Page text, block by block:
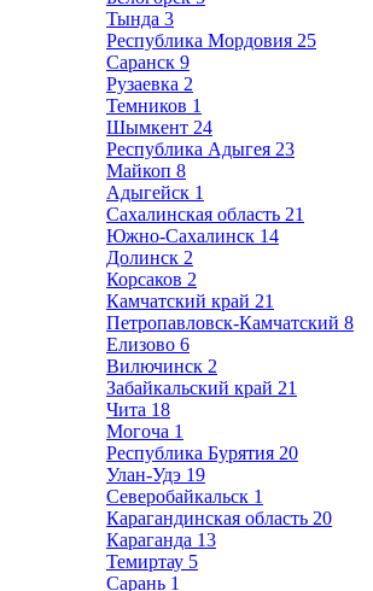
Тында 3
Республика Мордовия 25
Саранск 9
Рузаевка 2
Темников 1
Шымкент 24
Республика Адыгея 23
Майкоп 8
Адыгейск 1
Сахалинская область 21
Южно-Сахалинск 14
Долинск 2
Корсаков 2
Камчатский край 21
Петропавловск-Камчатский 8
Елизово 6
Вилючинск 2
Забайкальский край 21
Чита 18
Могоча 1
Республика Бурятия 20
Улан-Удэ 19
Северобайкальск 1
Карагандинская область 20
Караганда 13
Темиртау 5
Сарань 1